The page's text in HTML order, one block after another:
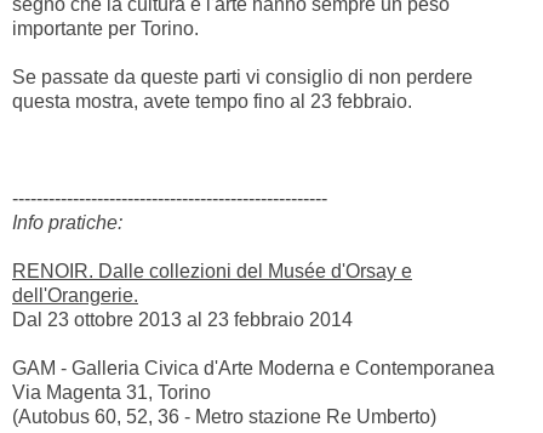
segno che la cultura e l'arte hanno sempre un peso
importante per Torino.
Se passate da queste parti vi consiglio di non perdere
questa mostra, avete tempo fino al 23 febbraio.
----------------------------------------------------
Info pratiche:
RENOIR. Dalle collezioni del Musée d'Orsay e
dell'Orangerie.
Dal 23 ottobre 2013 al 23 febbraio 2014
GAM - Galleria Civica d'Arte Moderna e Contemporanea
Via Magenta 31, Torino
(Autobus 60, 52, 36 - Metro stazione Re Umberto)